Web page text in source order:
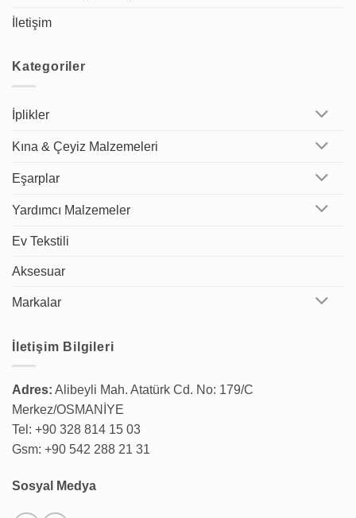
İletişim
Kategoriler
İplikler
Kına & Çeyiz Malzemeleri
Eşarplar
Yardımcı Malzemeler
Ev Tekstili
Aksesuar
Markalar
İletişim Bilgileri
Adres: Alibeyli Mah. Atatürk Cd. No: 179/C
Merkez/OSMANİYE
Tel: +90 328 814 15 03
Gsm: +90 542 288 21 31
Sosyal Medya